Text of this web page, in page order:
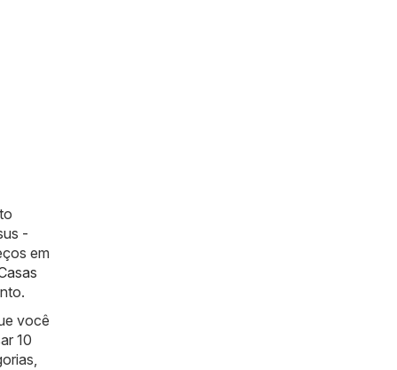
-
em
você
10